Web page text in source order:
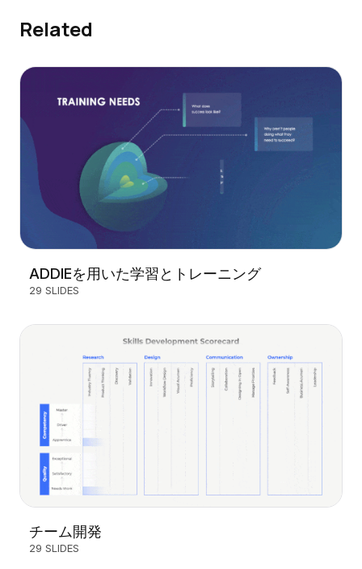
Related
ADDIEを用いた学習とトレーニング
29 SLIDES
チーム開発
29 SLIDES